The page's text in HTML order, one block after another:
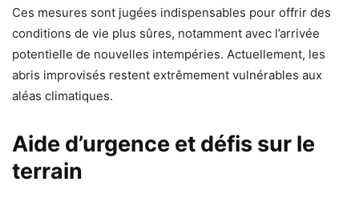
Ces mesures sont jugées indispensables pour offrir des
conditions de vie plus sûres, notamment avec l’arrivée
potentielle de nouvelles intempéries. Actuellement, les
abris improvisés restent extrêmement vulnérables aux
aléas climatiques.
Aide d’urgence et défis sur le
terrain